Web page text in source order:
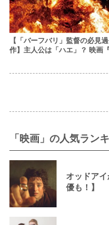
【「バーフバリ」監督の必見
作】主人公は「ハエ」？ 映画
「映画」の人気ラン
オッドア
優も！】